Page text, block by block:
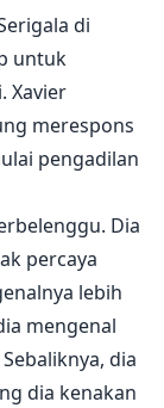
di
untuk
Xavier
merespons
pengadilan
Dia
percaya
lebih
mengenal
dia
dia kenakan